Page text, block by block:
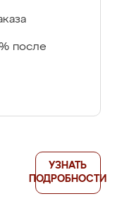
после
УЗНАТЬ
ПОДРОБНОСТИ